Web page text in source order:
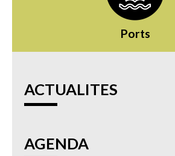
Ports
ACTUALITES
AGENDA